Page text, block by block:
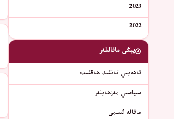
2023
2022
يېڭى ماقالىلەر
ئەدەبىي تەنقىد ھەققىدە
سىياسىي مەزھەبلەر
ماقالە ئىسمى